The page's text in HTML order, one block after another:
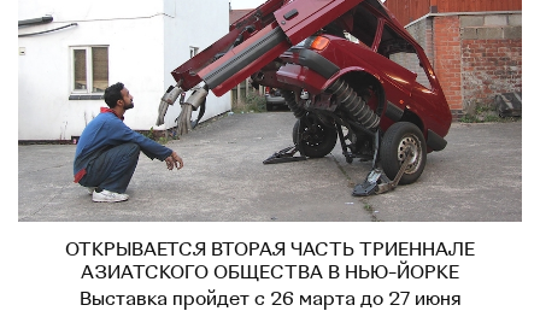
ОТКРЫВАЕТСЯ ВТОРАЯ ЧАСТЬ ТРИЕННАЛЕ
АЗИАТСКОГО ОБЩЕСТВА В НЬЮ-ЙОРКЕ
Выставка пройдет с 26 марта до 27 июня